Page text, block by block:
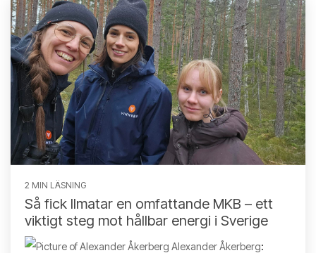
2 MIN LÄSNING
Så fick Ilmatar en omfattande MKB – ett
viktigt steg mot hållbar energi i Sverige
Alexander Åkerberg: